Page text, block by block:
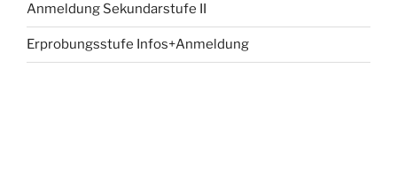
Anmeldung Sekundarstufe II
Erprobungsstufe Infos+Anmeldung